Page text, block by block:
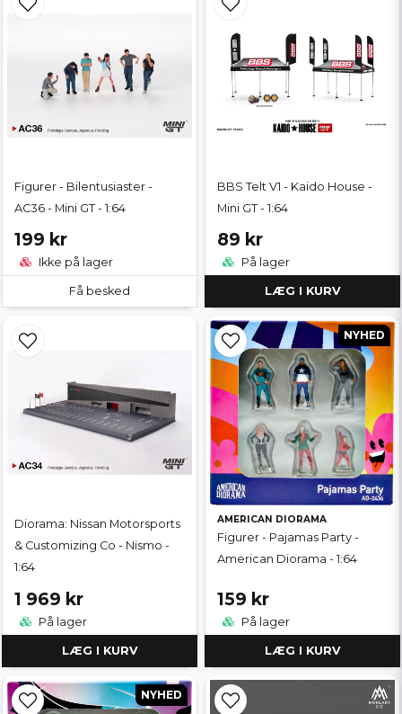
Figurer - Bilentusiaster -
AC36 - Mini GT - 1:64
199 kr
Ikke på lager
Få besked
BBS Telt V1 - Kaido House -
Mini GT - 1:64
89 kr
På lager
LÆG I KURV
Diorama: Nissan Motorsports
& Customizing Co - Nismo -
1:64
1 969 kr
På lager
LÆG I KURV
AMERICAN DIORAMA
Figurer - Pajamas Party -
American Diorama - 1:64
159 kr
På lager
LÆG I KURV
NYHED
NYHED